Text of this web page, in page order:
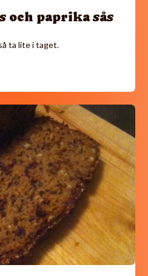
och paprika sås
ta lite i taget.